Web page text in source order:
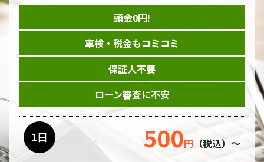
当ホームページはサービスに関するお問い合わせやご質問、
資料のご請求や各サービス等のお申し込みなど、当ホームペ
ージのサービス提供過程で、氏名、連絡先、勤務先等の個人
情報を書面、電子媒体、ウェブ等を介して収集致します。
委託先の管理･監督
利用目的の遂行のために業務を委託する場合、個人情報の取
り扱いに関する委託先の適正な管理・監督をおこないます。
頭金0円!
車検・税金もコミコミ
保証人不要
ローン審査に不安
1日 500円 （税込）～